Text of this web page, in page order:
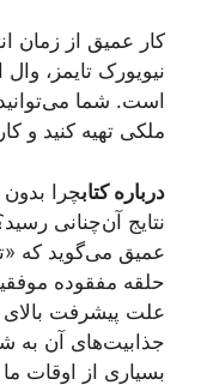
کار عمیق از زمان
نیویورک تایمز،
است. شما
ملکی تهیه کنید و
درباره‌ کتابچرا بدون
نتایج آن‌چنانی
عمیق می‌گوید که
حلقه مفقوده
علت پیشرفت
جذابیت‌های آن
بسیاری از اوقات